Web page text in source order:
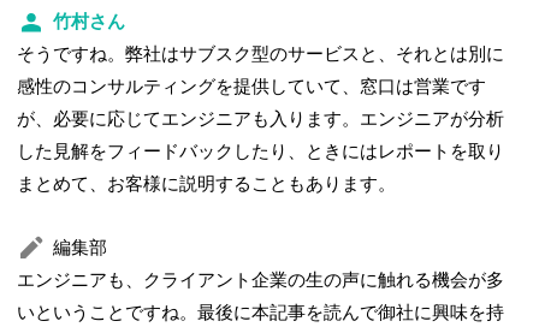
竹村さん
そうですね。弊社はサブスク型のサービスと、それとは別に
感性のコンサルティングを提供していて、窓口は営業です
が、必要に応じてエンジニアも入ります。エンジニアが分析
した見解をフィードバックしたり、ときにはレポートを取り
まとめて、お客様に説明することもあります。
編集部
エンジニアも、クライアント企業の生の声に触れる機会が多
いということですね。最後に本記事を読んで御社に興味を持